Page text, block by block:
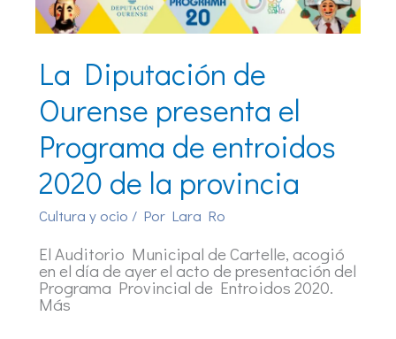
La Diputación de
Ourense presenta el
Programa de entroidos
2020 de la provincia
Cultura y ocio / Por Lara Ro
El Auditorio Municipal de Cartelle, acogió
en el día de ayer el acto de presentación del
Programa Provincial de Entroidos 2020.
Más